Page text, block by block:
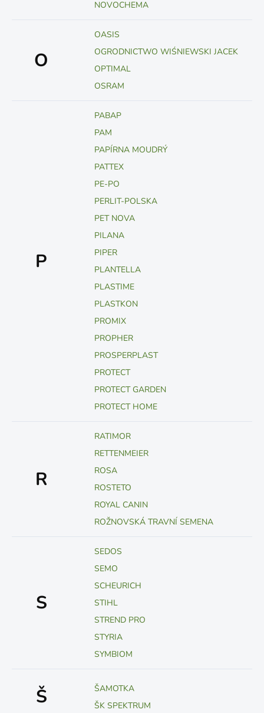
NOVOCHEMA
O
OASIS
OGRODNICTWO WIŚNIEWSKI JACEK
OPTIMAL
OSRAM
P
PABAP
PAM
PAPÍRNA MOUDRÝ
PATTEX
PE-PO
PERLIT-POLSKA
PET NOVA
PILANA
PIPER
PLANTELLA
PLASTIME
PLASTKON
PROMIX
PROPHER
PROSPERPLAST
PROTECT
PROTECT GARDEN
PROTECT HOME
R
RATIMOR
RETTENMEIER
ROSA
ROSTETO
ROYAL CANIN
ROŽNOVSKÁ TRAVNÍ SEMENA
S
SEDOS
SEMO
SCHEURICH
STIHL
STREND PRO
STYRIA
SYMBIOM
Š
ŠAMOTKA
ŠK SPEKTRUM